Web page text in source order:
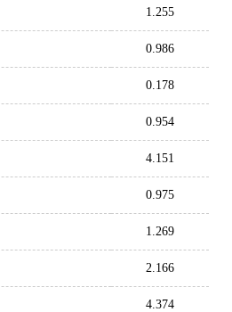
1.255
0.986
0.178
0.954
4.151
0.975
1.269
2.166
4.374